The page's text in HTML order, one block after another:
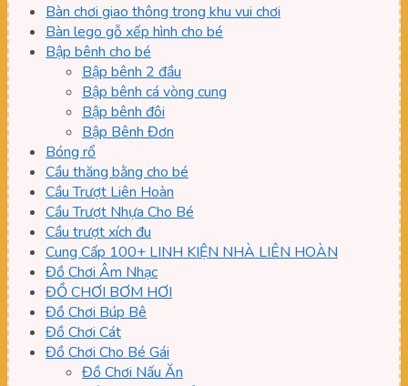
Bàn chơi giao thông trong khu vui chơi
Bàn lego gỗ xếp hình cho bé
Bập bênh cho bé
Bập bênh 2 đầu
Bập bênh cá vòng cung
Bập bênh đôi
Bập Bênh Đơn
Bóng rổ
Cầu thăng bằng cho bé
Cầu Trượt Liên Hoàn
Cầu Trượt Nhựa Cho Bé
Cầu trượt xích đu
Cung Cấp 100+ LINH KIỆN NHÀ LIÊN HOÀN
Đồ Chơi Âm Nhạc
ĐỒ CHƠI BƠM HƠI
Đồ Chơi Búp Bê
Đồ Chơi Cát
Đồ Chơi Cho Bé Gái
Đồ Chơi Nấu Ăn